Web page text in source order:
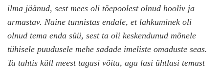
ilma jäänud, sest mees oli tõepoolest olnud hooliv ja
armastav. Naine tunnistas endale, et lahkuminek oli
olnud tema enda süü, sest ta oli keskendunud mõnele
tühisele puudusele mehe sadade imeliste omaduste seas.
Ta tahtis küll meest tagasi võita, aga lasi ühtlasi temast